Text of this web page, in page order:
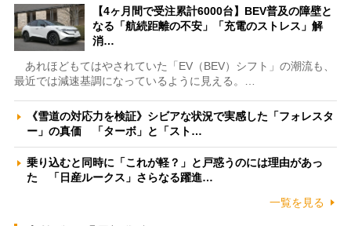
【4ヶ月間で受注累計6000台】BEV普及の障壁と
なる「航続距離の不安」「充電のストレス」解
消…
あれほどもてはやされていた「EV（BEV）シフト」の潮流も、
最近では減速基調になっているように見える。…
《雪道の対応力を検証》シビアな状況で実感した「フォレスタ
ー」の真価 「ターボ」と「スト…
乗り込むと同時に「これが軽？」と戸惑うのには理由があっ
た 「日産ルークス」さらなる躍進…
一覧を見る